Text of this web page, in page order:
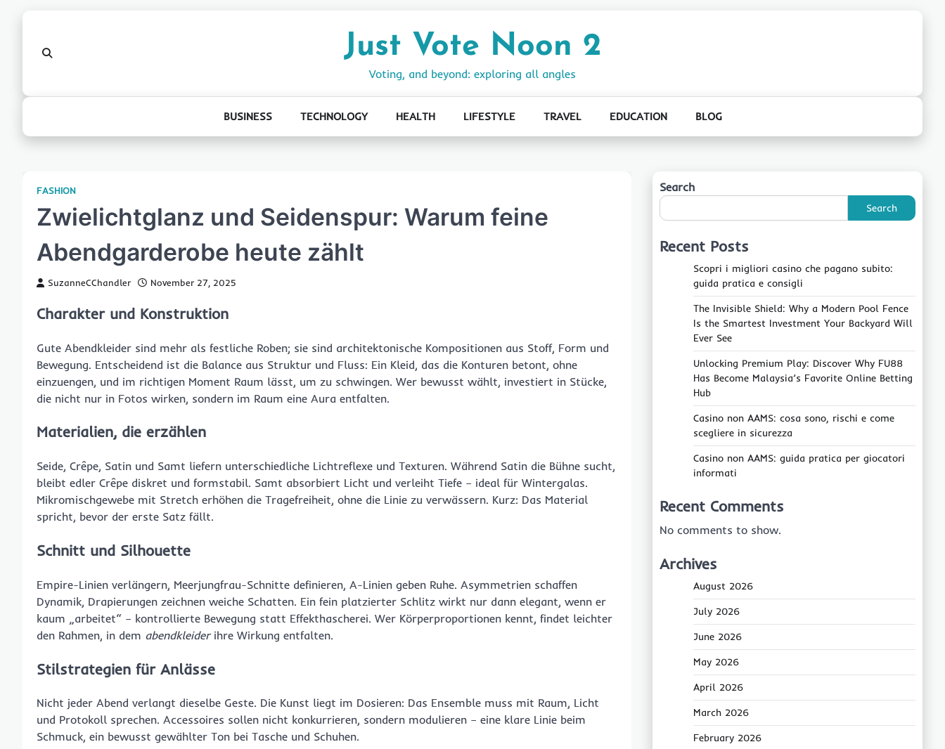
Just Vote Noon 2
Voting, and beyond: exploring all angles
BUSINESS TECHNOLOGY HEALTH LIFESTYLE TRAVEL EDUCATION BLOG
FASHION
Zwielichtglanz und Seidenspur: Warum feine
Abendgarderobe heute zählt
SuzanneCChandler November 27, 2025
Charakter und Konstruktion
Gute Abendkleider sind mehr als festliche Roben; sie sind architektonische Kompositionen aus Stoff, Form und
Bewegung. Entscheidend ist die Balance aus Struktur und Fluss: Ein Kleid, das die Konturen betont, ohne
einzuengen, und im richtigen Moment Raum lässt, um zu schwingen. Wer bewusst wählt, investiert in Stücke,
die nicht nur in Fotos wirken, sondern im Raum eine Aura entfalten.
Materialien, die erzählen
Seide, Crêpe, Satin und Samt liefern unterschiedliche Lichtreflexe und Texturen. Während Satin die Bühne sucht,
bleibt edler Crêpe diskret und formstabil. Samt absorbiert Licht und verleiht Tiefe – ideal für Wintergalas.
Mikromischgewebe mit Stretch erhöhen die Tragefreiheit, ohne die Linie zu verwässern. Kurz: Das Material
spricht, bevor der erste Satz fällt.
Schnitt und Silhouette
Empire-Linien verlängern, Meerjungfrau-Schnitte definieren, A-Linien geben Ruhe. Asymmetrien schaffen
Dynamik, Drapierungen zeichnen weiche Schatten. Ein fein platzierter Schlitz wirkt nur dann elegant, wenn er
kaum „arbeitet“ – kontrollierte Bewegung statt Effekthascherei. Wer Körperproportionen kennt, findet leichter
den Rahmen, in dem abendkleiderihre Wirkung entfalten.
Stilstrategien für Anlässe
Nicht jeder Abend verlangt dieselbe Geste. Die Kunst liegt im Dosieren: Das Ensemble muss mit Raum, Licht
und Protokoll sprechen. Accessoires sollen nicht konkurrieren, sondern modulieren – eine klare Linie beim
Schmuck, ein bewusst gewählter Ton bei Tasche und Schuhen.
Search
Search
Recent Posts
Scopri i migliori casino che pagano subito:
guida pratica e consigli
The Invisible Shield: Why a Modern Pool Fence
Is the Smartest Investment Your Backyard Will
Ever See
Unlocking Premium Play: Discover Why FU88
Has Become Malaysia’s Favorite Online Betting
Hub
Casino non AAMS: cosa sono, rischi e come
scegliere in sicurezza
Casino non AAMS: guida pratica per giocatori
informati
Recent Comments
No comments to show.
Archives
August 2026
July 2026
June 2026
May 2026
April 2026
March 2026
February 2026